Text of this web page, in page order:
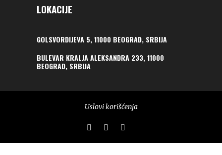
LOKACIJE
GOLSVORDIJEVA 5, 11000 BEOGRAD, SRBIJA
BULEVAR KRALJA ALEKSANDRA 233, 11000
BEOGRAD, SRBIJA
Uslovi korišćenja